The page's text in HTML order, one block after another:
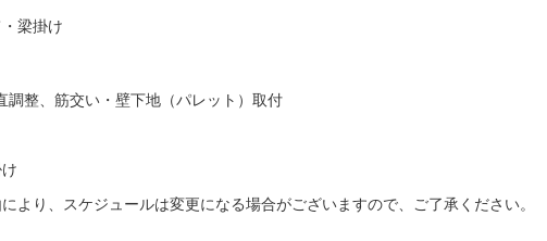
梁掛け
整、筋交い・壁下地（パレット）取付
より、スケジュールは変更になる場合がございますので、ご了承ください。